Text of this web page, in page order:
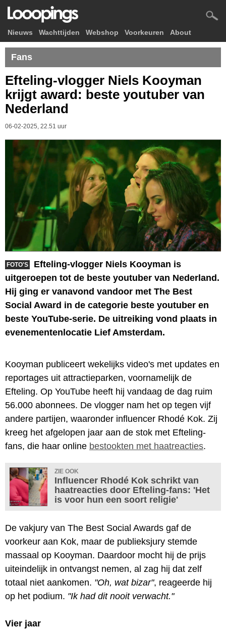
Nieuws Wachttijden Webshop Voorkeuren About
Fans
Efteling-vlogger Niels Kooyman
krijgt award: beste youtuber van
Nederland
06-02-2025, 22.51 uur
FOTO'S
Efteling-vlogger Niels Kooyman is
uitgeroepen tot de beste youtuber van Nederland.
Hij ging er vanavond vandoor met The Best
Social Award in de categorie beste youtuber en
beste YouTube-serie. De uitreiking vond plaats in
evenementenlocatie Lief Amsterdam.
Kooyman publiceert wekelijks video's met updates en
reportages uit attractieparken, voornamelijk de
Efteling. Op YouTube heeft hij vandaag de dag ruim
56.000 abonnees. De vlogger nam het op tegen vijf
andere partijen, waaronder influencer Rhodé Kok. Zij
kreeg het afgelopen jaar aan de stok met Efteling-
fans, die haar online bestookten met haatreacties.
ZIE OOK
Influencer Rhodé Kok schrikt van
haatreacties door Efteling-fans: 'Het
is voor hun een soort religie'
De vakjury van The Best Social Awards gaf de
voorkeur aan Kok, maar de publieksjury stemde
massaal op Kooyman. Daardoor mocht hij de prijs
uiteindelijk in ontvangst nemen, al zag hij dat zelf
totaal niet aankomen. "Oh, wat bizar", reageerde hij
op het podium. "Ik had dit nooit verwacht."
Vier jaar